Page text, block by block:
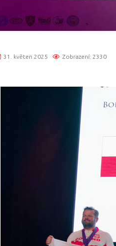
31. květen 2025 Zobrazení: 2330